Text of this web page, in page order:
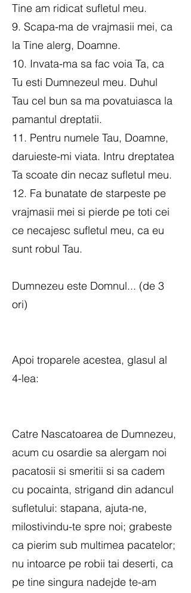
Tine am ridicat sufletul meu.
9. Scapa-ma de vrajmasii mei, ca
la Tine alerg, Doamne.
10. Invata-ma sa fac voia Ta, ca
Tu esti Dumnezeul meu. Duhul
Tau cel bun sa ma povatuiasca la
pamantul dreptatii.
11. Pentru numele Tau, Doamne,
daruieste-mi viata. Intru dreptatea
Ta scoate din necaz sufletul meu.
12. Fa bunatate de starpeste pe
vrajmasii mei si pierde pe toti cei
ce necajesc sufletul meu, ca eu
sunt robul Tau.
Dumnezeu este Domnul... (de 3
ori)
Apoi troparele acestea, glasul al
4-lea:
Catre Nascatoarea de Dumnezeu,
acum cu osardie sa alergam noi
pacatosii si smeritii si sa cadem
cu pocainta, strigand din adancul
sufletului: stapana, ajuta-ne,
milostivindu-te spre noi; grabeste
ca pierim sub multimea pacatelor;
nu intoarce pe robii tai deserti, ca
pe tine singura nadejde te-am